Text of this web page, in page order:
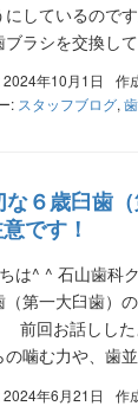
にしているので
ブラシを交換し
年10月1日 作
: スタッフブログ,
な６歳臼歯（
です！
は^ ^ 石山歯科
（第一大臼歯）
前回お話しし
の噛む力や、歯
年6月21日 作